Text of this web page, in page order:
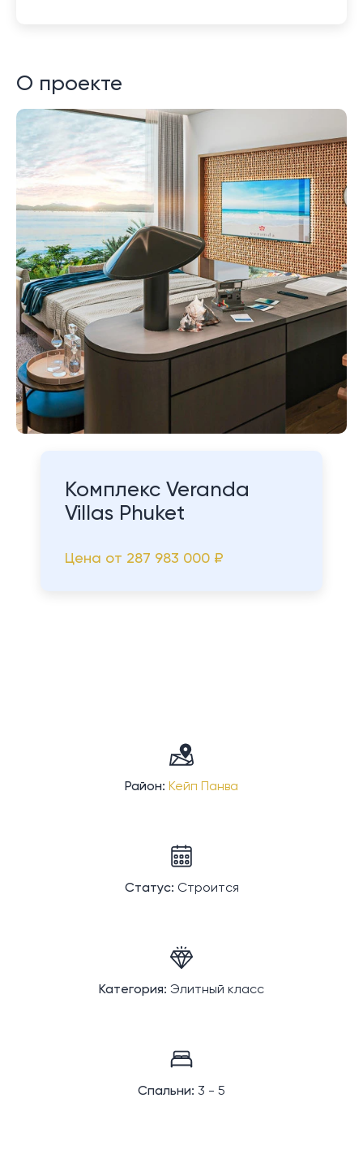
О проекте
Комплекс Veranda
Villas Phuket
Цена от 287 983 000 ₽
Район: Кейп Панва
Статус: Строится
Категория: Элитный класс
Спальни: 3 - 5